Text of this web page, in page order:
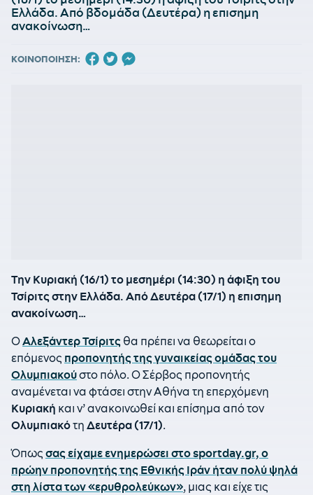
Ελλάδα. Από βδομάδα (Δευτέρα) η επισημη
ανακοίνωση…
ΚΟΙΝΟΠΟΙΗΣΗ:
Την Κυριακή (16/1) το μεσημέρι (14:30) η άφιξη του
Τσίριτς στην Ελλάδα. Από Δευτέρα (17/1) η επισημη
ανακοίνωση…
ΟΑλεξάντερ Τσίριτς θα πρέπει να θεωρείται ο
επόμενος προπονητής της γυναικείας ομάδας του
Ολυμπιακούστο πόλο. Ο Σέρβος προπονητής
αναμένεται να φτάσει στην Αθήνα τη επερχόμενη
Κυριακή και ν’ ανακοινωθεί και επίσημα από τον
Ολυμπιακότη Δευτέρα (17/1).
Όπως σας είχαμε ενημερώσει στο sportday.gr, ο
πρώην προπονητής της Εθνικής Ιράν ήταν πολύ ψηλά
στη λίστα των «ερυθρολεύκων», μιας και είχε τις